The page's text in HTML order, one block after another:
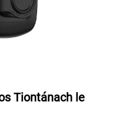
Tiontánach le